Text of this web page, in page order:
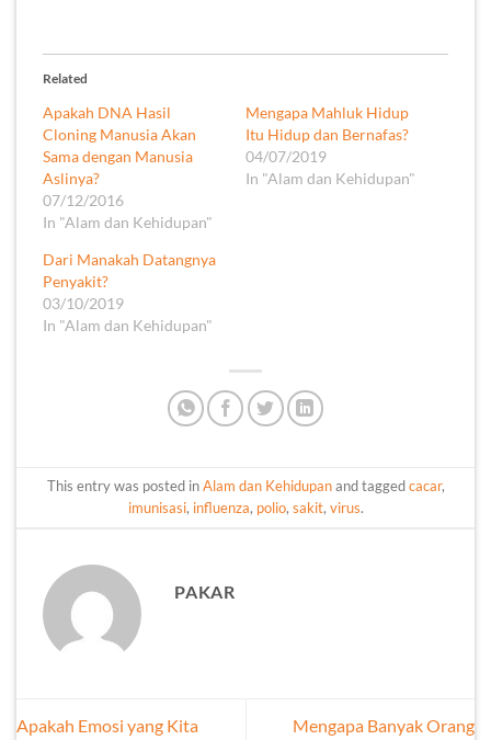
Related
Apakah DNA Hasil
Cloning Manusia Akan
Sama dengan Manusia
Aslinya?
07/12/2016
In "Alam dan Kehidupan"
Mengapa Mahluk Hidup
Itu Hidup dan Bernafas?
04/07/2019
In "Alam dan Kehidupan"
Dari Manakah Datangnya
Penyakit?
03/10/2019
In "Alam dan Kehidupan"
This entry was posted inAlam dan Kehidupanand taggedcacar,
imunisasi, influenza, polio, sakit, virus.
PAKAR
Apakah Emosi yang Kita
Mengapa Banyak Orang